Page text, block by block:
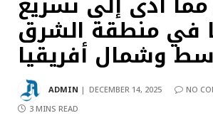
في منطقة الشرق
وشمال أفريقيا
ADMIN DECEMBER 14, 2025
NO
3 MINS READ